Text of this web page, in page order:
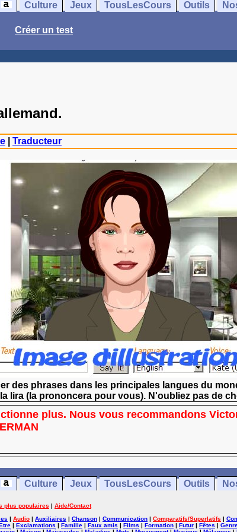
Culture Jeux TousLesCours Outils
Créer un test
Traducteur
des phrases dans les principales langues du
lira (la prononcera pour vous). N'oubliez pas de
plus. Nous vous recommandons
Culture Jeux TousLesCours Outils
plus populaires | Aide/Contact
| Audio | Auxiliaires | Chanson | Communication | Comparatifs/Superlatifs |
| Exclamations | Famille | Faux amis | Films | Formation | Futur | Fêtes |